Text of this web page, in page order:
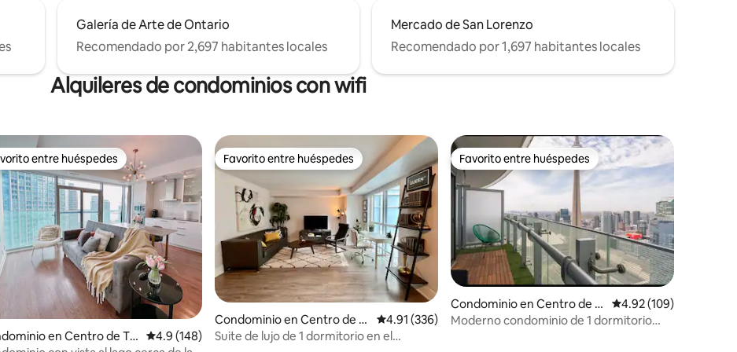
Galería de Arte de Ontario
Recomendado por 2,697 habitantes locales
Mercado de San Lorenzo
Recomendado por 1,697 habitantes locales
Alquileres de condominios con wifi
4.85 de 5; 126 evaluaciones
entre huéspedes
entre huéspedes
en Centro de To
Calificación promedio: 4.9 de 5; 148 evaluaciones
4.9 (148)
Favorito entre huéspedes
Favorito entre huéspedes
Condominio en Centro de T
oronto
Calificación promedio: 4.91 de 5; 336 evaluaciones
4.91 (336)
Suite de lujo de 1 dormitorio en el
Favorito entre huéspedes
Favorito entre huéspedes
Condominio en Centro de T
oronto
Calificación promedio:
4.92 (109)
Moderno condominio de 1 dormitorio